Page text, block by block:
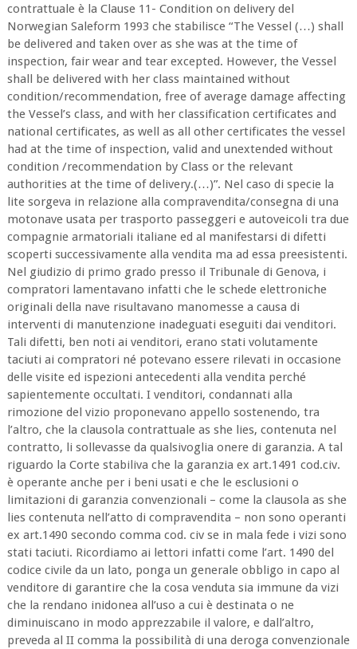
contrattuale è la Clause 11- Condition on delivery del
Norwegian Saleform 1993 che stabilisce “The Vessel (…) shall
be delivered and taken over as she was at the time of
inspection, fair wear and tear excepted. However, the Vessel
shall be delivered with her class maintained without
condition/recommendation, free of average damage affecting
the Vessel’s class, and with her classification certificates and
national certificates, as well as all other certificates the vessel
had at the time of inspection, valid and unextended without
condition /recommendation by Class or the relevant
authorities at the time of delivery.(…)”. Nel caso di specie la
lite sorgeva in relazione alla compravendita/consegna di una
motonave usata per trasporto passeggeri e autoveicoli tra due
compagnie armatoriali italiane ed al manifestarsi di difetti
scoperti successivamente alla vendita ma ad essa preesistenti.
Nel giudizio di primo grado presso il Tribunale di Genova, i
compratori lamentavano infatti che le schede elettroniche
originali della nave risultavano manomesse a causa di
interventi di manutenzione inadeguati eseguiti dai venditori.
Tali difetti, ben noti ai venditori, erano stati volutamente
taciuti ai compratori né potevano essere rilevati in occasione
delle visite ed ispezioni antecedenti alla vendita perché
sapientemente occultati. I venditori, condannati alla
rimozione del vizio proponevano appello sostenendo, tra
l’altro, che la clausola contrattuale as she lies, contenuta nel
contratto, li sollevasse da qualsivoglia onere di garanzia. A tal
riguardo la Corte stabiliva che la garanzia ex art.1491 cod.civ.
è operante anche per i beni usati e che le esclusioni o
limitazioni di garanzia convenzionali – come la clausola as she
lies contenuta nell’atto di compravendita – non sono operanti
ex art.1490 secondo comma cod. civ se in mala fede i vizi sono
stati taciuti. Ricordiamo ai lettori infatti come l’art. 1490 del
codice civile da un lato, ponga un generale obbligo in capo al
venditore di garantire che la cosa venduta sia immune da vizi
che la rendano inidonea all’uso a cui è destinata o ne
diminuiscano in modo apprezzabile il valore, e dall’altro,
preveda al II comma la possibilità di una deroga convenzionale